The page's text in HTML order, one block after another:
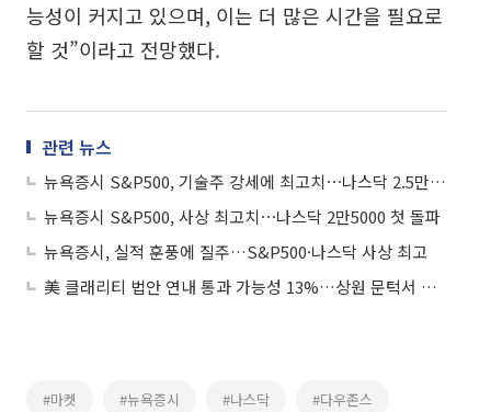
능성이 커지고 있으며, 이는 더 많은 시간을 필요로
할 것”이라고 전망했다.
관련 뉴스
뉴욕증시 S&P500, 기술주 강세에 최고치⋯나스닥 2.5만 첫 돌파
뉴욕증시 S&P500, 사상 최고치⋯나스닥 2만5000 첫 돌파
뉴욕증시, 실적 훈풍에 질주…S&P500·나스닥 사상 최고
美 클래리티 법안 연내 통과 가능성 13%…상원 문턱서 제동
#마켓 #뉴욕증시 #나스닥 #다우존스